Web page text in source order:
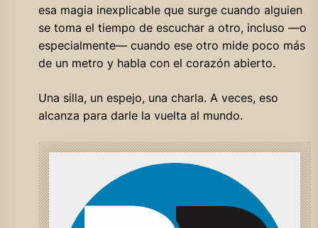
esa magia inexplicable que surge cuando alguien
se toma el tiempo de escuchar a otro, incluso —o
especialmente— cuando ese otro mide poco más
de un metro y habla con el corazón abierto.
Una silla, un espejo, una charla. A veces, eso
alcanza para darle la vuelta al mundo.